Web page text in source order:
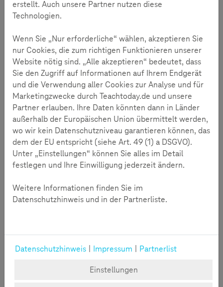
Streitereien und Hänseleien unter Kindern und
Jugendlichen sind leider alltäglich. Finden diese im
Netz statt, kann das im schlechtesten Fall zu
Hasskommentaren und sogar Cybermobbing
führen.
Die zehnte Ausgabe des SCROLLER befasst sich darum
ausführlich mit dem Thema "Mut im Netz" und zeigt auf,
warum Zivilcourage so wichtig ist. Kindgerecht erklären die
beiden SCROLLER-Figuren Tom und Trixi, was digitale
Zivilcourage bedeutet und machen anhand einfach
Beispiele aus der Lebenswelt von Kindern deutlich, was
jeder für eine faires Miteinander im Netz tun kann.
Medienmagazin
Hier online lesen!
erstellt. Auch unsere Partner nutzen diese
Technologien.
Wenn Sie „Nur erforderliche“ wählen, akzeptieren Sie
nur Cookies, die zum richtigen Funktionieren unserer
Website nötig sind. „Alle akzeptieren“ bedeutet, dass
Sie den Zugriff auf Informationen auf Ihrem Endgerät
und die Verwendung aller Cookies zur Analyse und für
Marketingzwecke durch Teachtoday.de und unsere
Partner erlauben. Ihre Daten könnten dann in Länder
außerhalb der Europäischen Union übermittelt werden,
wo wir kein Datenschutzniveau garantieren können, das
dem der EU entspricht (siehe Art. 49 (1) a DSGVO).
Unter „Einstellungen“ können Sie alles im Detail
festlegen und Ihre Einwilligung jederzeit ändern.
Weitere Informationen finden Sie im
Datenschutzhinweis und in der Partnerliste.
Datenschutzhinweis Impressum
Partnerlist
Einstellungen